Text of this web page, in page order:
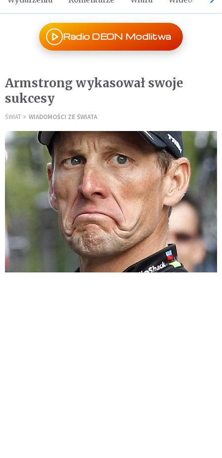
Radio DEON Modlitwa
Armstrong wykasował swoje
sukcesy
ŚWIAT WIADOMOŚCI ZE ŚWIATA